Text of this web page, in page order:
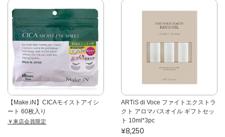
【Make.iN】CICAモイストアイシ
ート 60枚入り
￥来店会員限定
ARTiS di Voce ファイトエクストラ
クト アロマバスオイル ギフトセッ
ト 10ml*3pc
¥8,250